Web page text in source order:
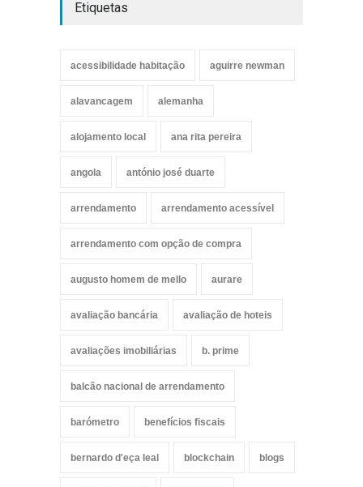
Etiquetas
acessibilidade habitação aguirre newman
alavancagem alemanha
alojamento local ana rita pereira
angola antónio josé duarte
arrendamento arrendamento acessível
arrendamento com opção de compra
augusto homem de mello aurare
avaliação bancária avaliação de hoteis
avaliações imobiliárias b. prime
balcão nacional de arrendamento
barómetro benefícios fiscais
bernardo d'eça leal blockchain blogs